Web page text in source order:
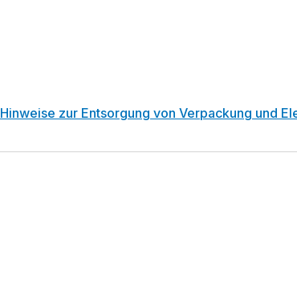
Hinweise zur Entsorgung von Verpackung und